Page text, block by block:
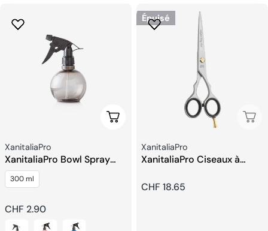
Choisissez Les Options
Fournisseur:
XanitaliaPro
XanitaliaPro Bowl Spray
Vaporisateur
300 ml
Prix
CHF 2.90
Épuisé
Fournisseur:
XanitaliaPro
XanitaliaPro Ciseaux à
Prix
CHF 18.65